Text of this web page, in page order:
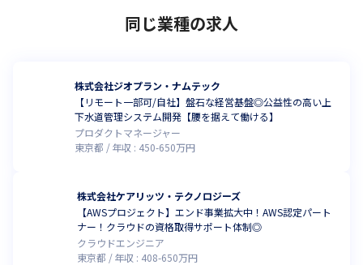
同じ業種の求人
株式会社ジオプラン・ナムテック
【リモート一部可/自社】盤石な経営基盤◎公益性の高い上
下水道管理システム開発【腰を据えて働ける】
プロダクトマネージャー
東京都
年収 : 450-650万円
株式会社ケアリッツ・テクノロジーズ
【AWSプロジェクト】エンド事業拡大中！AWS認定パート
ナー！クラウドの資格取得サポート体制◎
クラウドエンジニア
東京都
年収 : 408-650万円